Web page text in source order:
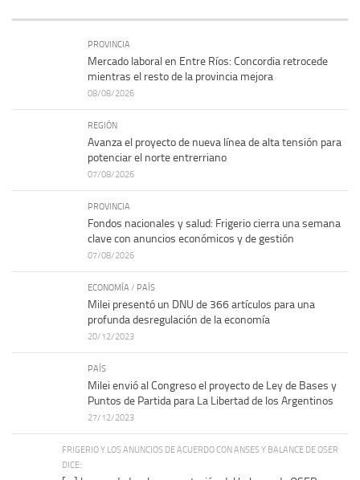
PROVINCIA
Mercado laboral en Entre Ríos: Concordia retrocede
mientras el resto de la provincia mejora
08/08/2026
REGIÓN
Avanza el proyecto de nueva línea de alta tensión para
potenciar el norte entrerriano
07/08/2026
PROVINCIA
Fondos nacionales y salud: Frigerio cierra una semana
clave con anuncios económicos y de gestión
07/08/2026
ECONOMÍA / PAÍS
Milei presentó un DNU de 366 artículos para una
profunda desregulación de la economía
20/12/2023
PAÍS
Milei envió al Congreso el proyecto de Ley de Bases y
Puntos de Partida para La Libertad de los Argentinos
27/12/2023
FRIGERIO Y LOS ANUNCIOS DE ACUERDO CON ANSES Y BALANCE DE OSER
DICE: